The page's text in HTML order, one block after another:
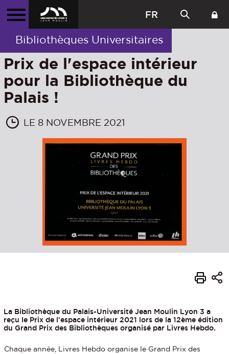
FR
Bibliothèques Universitaires
Prix de l'espace intérieur
pour la Bibliothèque du
Palais !
LE 8 NOVEMBRE 2021
La Bibliothèque du Palais-Université Jean Moulin Lyon 3 a
reçu le Prix de l'espace intérieur 2021 lors de la 12ème édition
du Grand Prix des Bibliothèques organisé par Livres Hebdo.
Chaque année, Livres Hebdoorganise le Grand Prix des